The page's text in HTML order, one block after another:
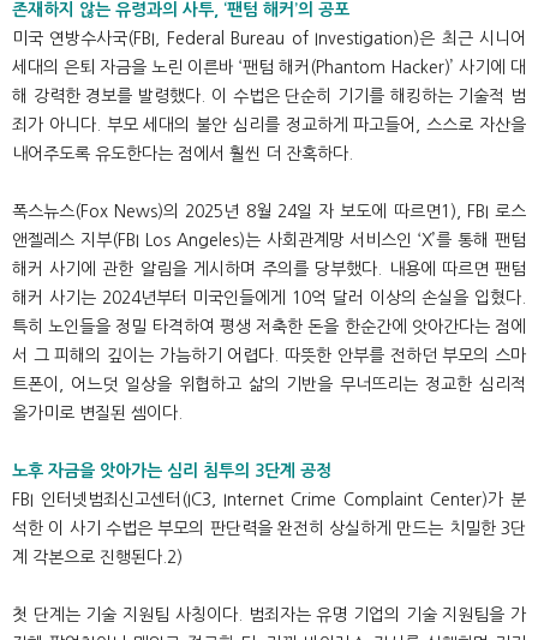
존재하지 않는 유령과의 사투, ‘팬텀 해커’의 공포
미국 연방수사국(FBI, Federal Bureau of Investigation)은 최근 시니어
세대의 은퇴 자금을 노린 이른바 ‘팬텀 해커(Phantom Hacker)’ 사기에 대
해 강력한 경보를 발령했다. 이 수법은 단순히 기기를 해킹하는 기술적 범
죄가 아니다. 부모 세대의 불안 심리를 정교하게 파고들어, 스스로 자산을
내어주도록 유도한다는 점에서 훨씬 더 잔혹하다.
폭스뉴스(Fox News)의 2025년 8월 24일 자 보도에 따르면1), FBI 로스
앤젤레스 지부(FBI Los Angeles)는 사회관계망 서비스인 ‘X’를 통해 팬텀
해커 사기에 관한 알림을 게시하며 주의를 당부했다. 내용에 따르면 팬텀
해커 사기는 2024년부터 미국인들에게 10억 달러 이상의 손실을 입혔다.
특히 노인들을 정밀 타격하여 평생 저축한 돈을 한순간에 앗아간다는 점에
서 그 피해의 깊이는 가늠하기 어렵다. 따뜻한 안부를 전하던 부모의 스마
트폰이, 어느덧 일상을 위협하고 삶의 기반을 무너뜨리는 정교한 심리적
올가미로 변질된 셈이다.
노후 자금을 앗아가는 심리 침투의 3단계 공정
FBI 인터넷범죄신고센터(IC3, Internet Crime Complaint Center)가 분
석한 이 사기 수법은 부모의 판단력을 완전히 상실하게 만드는 치밀한 3단
계 각본으로 진행된다.2)
첫 단계는 기술 지원팀 사칭이다. 범죄자는 유명 기업의 기술 지원팀을 가